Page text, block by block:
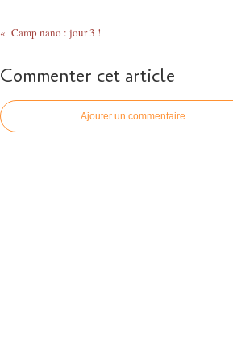
Camp nano : jour 3 !
Commenter cet article
Ajouter un commentaire